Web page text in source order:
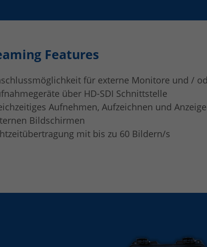
Features
für externe Monitore und /
über HD-SDI Schnittstelle
Aufnehmen, Aufzeichnen und
Bildschirmen
mit bis zu 60 Bildern/s